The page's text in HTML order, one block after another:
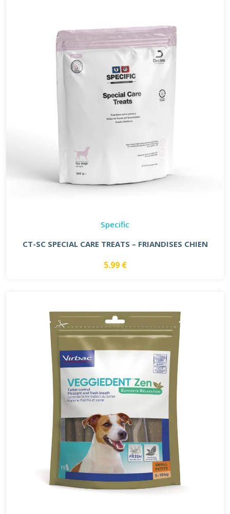
Specific
CT-SC SPECIAL CARE TREATS – FRIANDISES CHIEN
5.99 €